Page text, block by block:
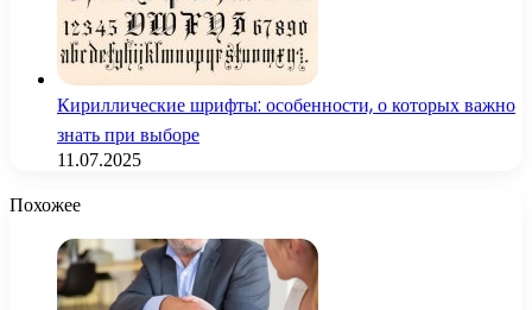
Кириллические шрифты: особенности, о которых важно
знать при выборе
11.07.2025
Похожее